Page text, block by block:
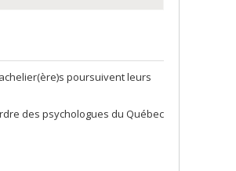
poursuivent leurs
des psychologues du Québec